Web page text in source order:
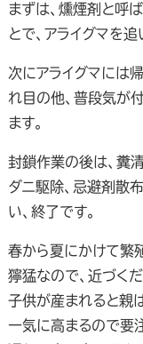
まずは、燻煙剤と呼
とで、アライグマを追
次にアライグマには
れ目の他、普段気が
ます。
封鎖作業の後は、糞
ダニ駆除、忌避剤散
い、終了です。
春から夏にかけて繁
獰猛なので、近づく
子供が産まれると親
一気に高まるので要